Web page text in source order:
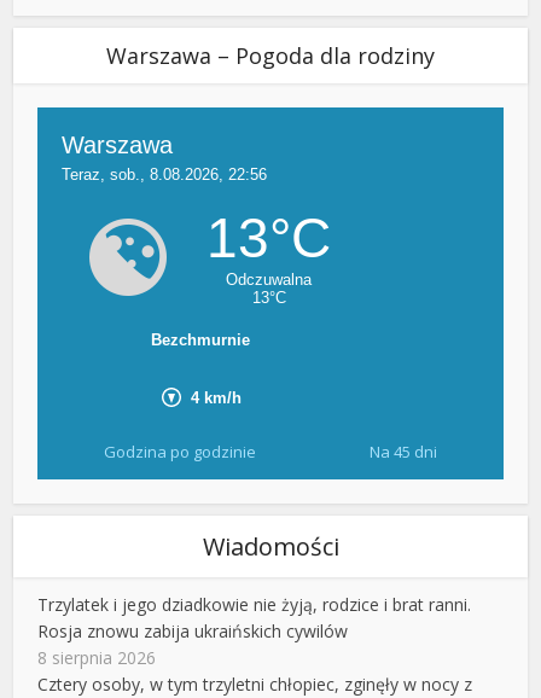
Warszawa – Pogoda dla rodziny
Godzina po godzinie Na 45 dni
Wiadomości
Trzylatek i jego dziadkowie nie żyją, rodzice i brat ranni.
Rosja znowu zabija ukraińskich cywilów
8 sierpnia 2026
Cztery osoby, w tym trzyletni chłopiec, zginęły w nocy z